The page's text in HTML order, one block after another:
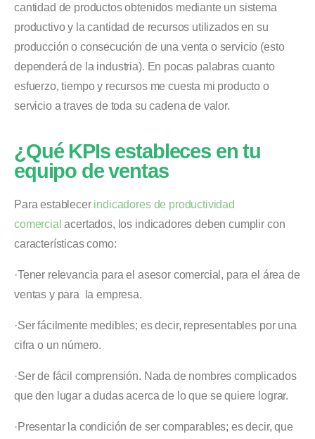
cantidad de productos obtenidos mediante un sistema
productivo y la cantidad de recursos utilizados en su
producción o consecución de una venta o servicio (esto
dependerá de la industria). En pocas palabras cuanto
esfuerzo, tiempo y recursos me cuesta mi producto o
servicio a traves de toda su cadena de valor.
¿Qué KPIs estableces en tu
equipo de ventas
Para establecer indicadores de productividad
comercial acertados, los indicadores deben cumplir con
características como:
·Tener relevancia para el asesor comercial, para el área de
ventas y para la empresa.
·Ser fácilmente medibles; es decir, representables por una
cifra o un número.
·Ser de fácil comprensión. Nada de nombres complicados
que den lugar a dudas acerca de lo que se quiere lograr.
·Presentar la condición de ser comparables; es decir, que